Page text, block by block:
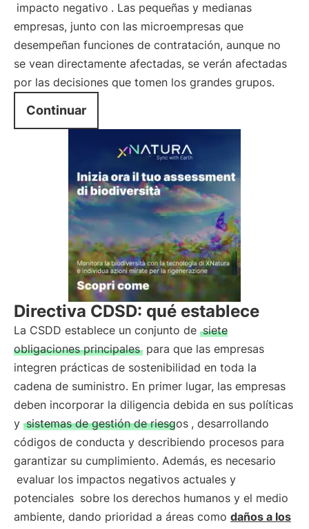
impacto negativo . Las pequeñas y medianas
empresas, junto con las microempresas que
desempeñan funciones de contratación, aunque no
se vean directamente afectadas, se verán afectadas
por las decisiones que tomen los grandes grupos.
Continuar
Directiva CDSD: qué establece
La CSDD establece un conjunto de siete
obligaciones principales para que las empresas
integren prácticas de sostenibilidad en toda la
cadena de suministro. En primer lugar, las empresas
deben incorporar la diligencia debida en sus políticas
y sistemas de gestión de riesgos , desarrollando
códigos de conducta y describiendo procesos para
garantizar su cumplimiento. Además, es necesario
evaluar los impactos negativos actuales y
potenciales sobre los derechos humanos y el medio
ambiente, dando prioridad a áreas como daños a los